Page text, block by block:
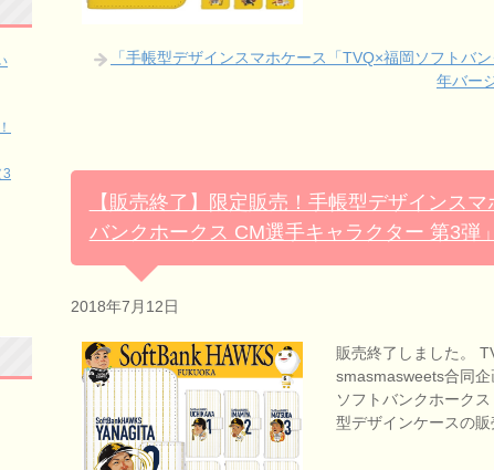
「手帳型デザインスマホケース「TVQ×福岡ソフトバ
年バー
【販売終了】限定販売！手帳型デザインス
バンクホークス CM選手キャラクター 第3弾」
2018年7月12日
販売終了しました。
smasmasweets合同
ソフトバンクホーク
型デザインケースの
3